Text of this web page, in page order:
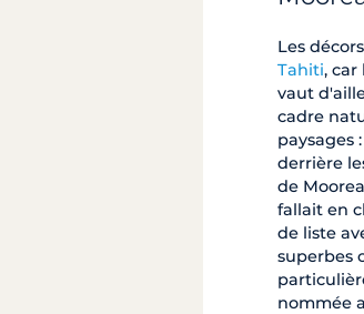
Les
Tahiti, car
vaut
cadre
paysages
derrière
de
fallait en
de liste
superbes
nommée